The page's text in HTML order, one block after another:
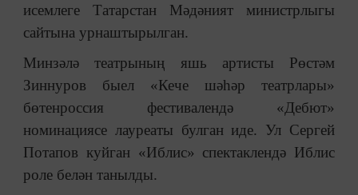
исемлеге Татарстан Мәдәният министрлыгы
сайтына урнаштырылган.
Минзәлә театрының яшь артисты Рөстәм
Зиннуров быел «Кече шәһәр театрлары»
бөтенроссия фестивалендә «Дебют»
номинациясе лауреаты булган иде. Ул Сергей
Потапов куйган «Иблис» спектаклендә Иблис
роле белән танылды.